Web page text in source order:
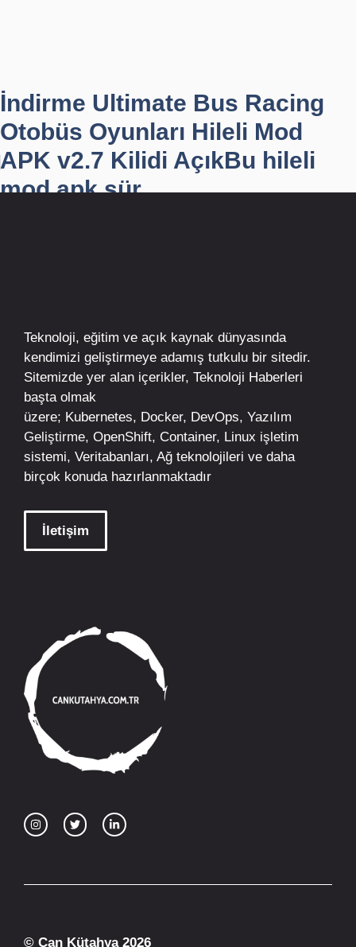
İndirme Ultimate Bus Racing
Otobüs Oyunları Hileli Mod
APK v2.7 Kilidi AçıkBu hileli
mod apk sür...
Teknoloji, eğitim ve açık kaynak dünyasında
kendimizi geliştirmeye adamış tutkulu bir sitedir.
Sitemizde yer alan içerikler, Teknoloji Haberleri
başta olmak
üzere; Kubernetes, Docker, DevOps, Yazılım
Geliştirme, OpenShift, Container, Linux işletim
sistemi, Veritabanları, Ağ teknolojileri ve daha
birçok konuda hazırlanmaktadır
İletişim
© Can Kütahya 2026